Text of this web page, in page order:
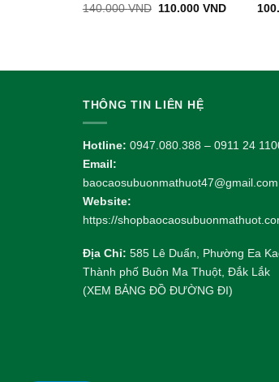
140.000VND Giá
110.000VNDGiá
THÔNG TIN LIÊN HỆ
Hotline: 0947.080.388 – 0911 24
Email:
baocaosubuonmathuot47@gmail.com
Website:
https://
Địa Chỉ: 585 Lê Duẩn, Phường Ea
Thành phố Buôn Ma Thuột, Đắk Lắk
(XEM BẢNG ĐỒ ĐƯỜNG ĐI)